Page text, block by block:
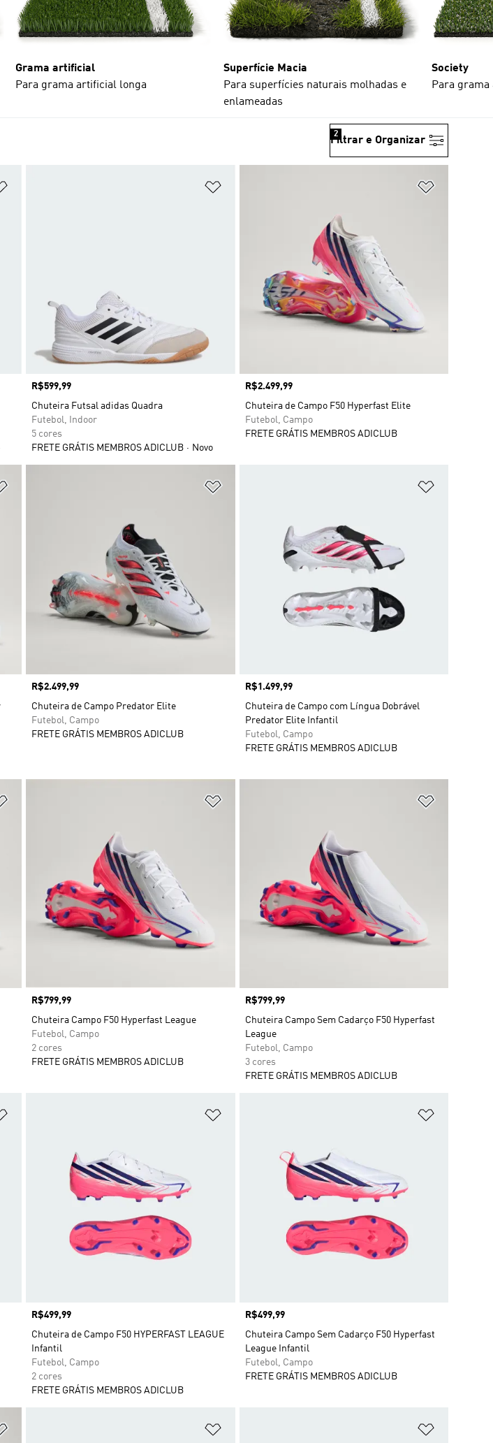
Grama artificial
Para grama artificial longa
Superfície Macia
Para superfícies naturais molhadas e
enlameadas
Society
Para
Filtrar e Organizar
2
Preço
R$599,99
Chuteira Futsal adidas Quadra
Futebol, Indoor
5 cores
FRETE GRÁTIS MEMBROS ADICLUB
Novo
Preço
R$2.499,99
Chuteira de Campo F50 Hyperfast Elite
Futebol, Campo
FRETE GRÁTIS MEMBROS ADICLUB
Preço
R$2.499,99
Chuteira de Campo Predator Elite
Futebol, Campo
FRETE GRÁTIS MEMBROS ADICLUB
Preço
R$1.499,99
Chuteira de Campo com Língua Dobrável
Predator Elite Infantil
Futebol, Campo
FRETE GRÁTIS MEMBROS ADICLUB
Preço
R$799,99
Chuteira Campo F50 Hyperfast League
Futebol, Campo
2 cores
FRETE GRÁTIS MEMBROS ADICLUB
Preço
R$799,99
Chuteira Campo Sem Cadarço F50 Hyperfast
League
Futebol, Campo
3 cores
FRETE GRÁTIS MEMBROS ADICLUB
Preço
R$499,99
Chuteira de Campo F50 HYPERFAST LEAGUE
Infantil
Futebol, Campo
2 cores
FRETE GRÁTIS MEMBROS ADICLUB
Preço
R$499,99
Chuteira Campo Sem Cadarço F50 Hyperfast
League Infantil
Futebol, Campo
FRETE GRÁTIS MEMBROS ADICLUB